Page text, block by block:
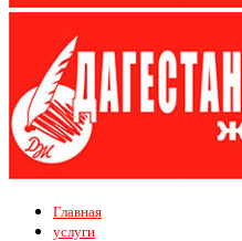
Главная
услуги